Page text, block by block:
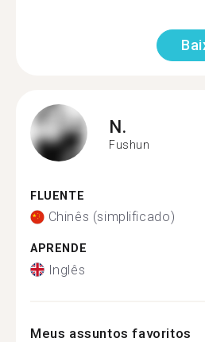
N.
Fushun
FLUENTE
Chinês (simplificado)
APRENDE
Inglês
Meus assuntos favoritos